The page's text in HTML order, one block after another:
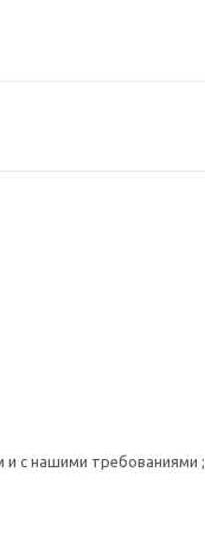
с нашими требованиями ;